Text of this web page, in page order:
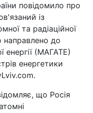
повідомило про
із
та радіаційної
направлено до
енергії (МАГАТЕ)
енергетики
що Росія